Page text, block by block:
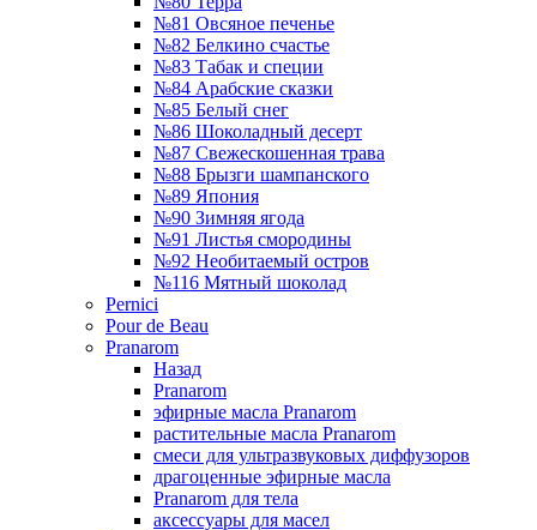
№81 Овсяное печенье
№82 Белкино счастье
№83 Табак и специи
№84 Арабские сказки
№85 Белый снег
№86 Шоколадный десерт
№87 Свежескошенная трава
№88 Брызги шампанского
№89 Япония
№90 Зимняя ягода
№91 Листья смородины
№92 Необитаемый остров
№116 Мятный шоколад
Pernici
Pour de Beau
Pranarom
Назад
Pranarom
эфирные масла Pranarom
растительные масла Pranarom
смеси для ультразвуковых диффузоров
драгоценные эфирные масла
Pranarom для тела
аксессуары для масел